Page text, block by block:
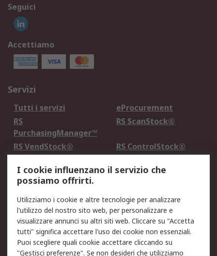
Seguici
Accettiamo
Servizi
Tutti i servizi
eProcurement
RS
PurchasingManager™
RS ScanStock®
RS VendStock®
RS ControlStock®
Legale
Informativa Cookie
Informativa Privacy -
Aggiornata
Email Security
Termini d'uso
Condizioni di vendita
Condizioni generali di
servizio
I cookie influenzano il servizio che
possiamo offrirti.
Utilizziamo i cookie e altre tecnologie per analizzare
l'utilizzo del nostro sito web, per personalizzare e
visualizzare annunci su altri siti web. Cliccare su "Accetta
tutti" significa accettare l'uso dei cookie non essenziali.
Puoi scegliere quali cookie accettare cliccando su
"Gestisci preferenze". Se non desideri che utilizziamo